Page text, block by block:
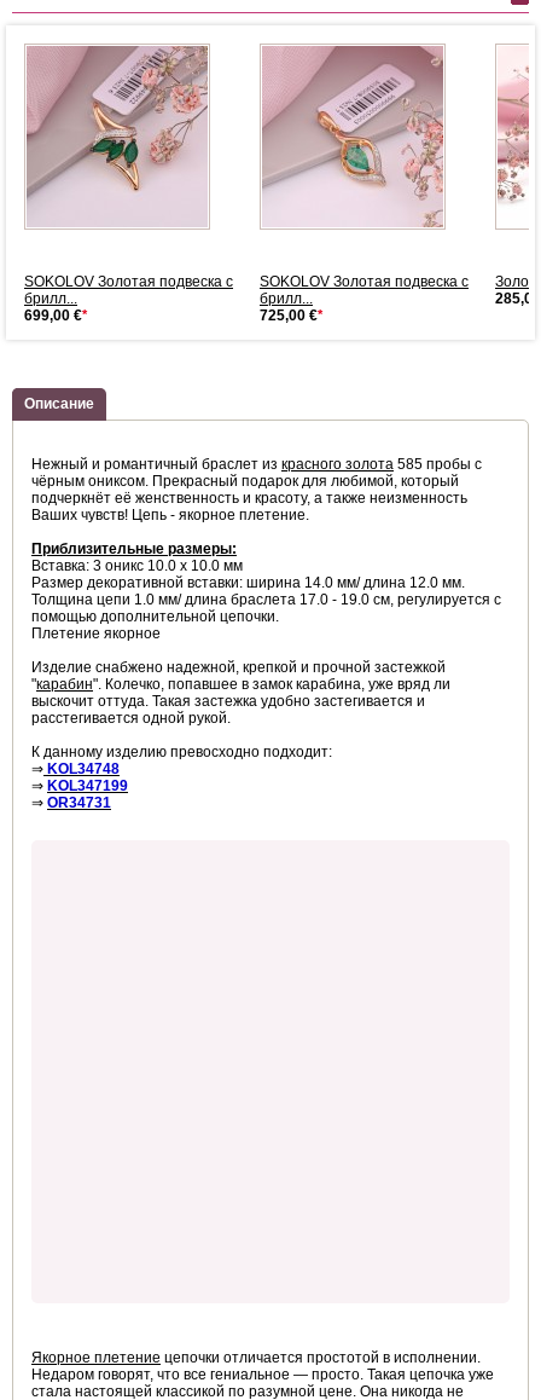
SOKOLOV Золотая подвеска с
брилл...
699,00 €*
SOKOLOV Золотая подвеска с
брилл...
725,00 €*
Описание
Нежный и романтичный браслет из красного золота 585 пробы с
чёрным ониксом. Прекрасный подарок для любимой, который
подчеркнёт её женственность и красоту, а также неизменность
Ваших чувств! Цепь - якорное плетение.
Приблизительные размеры:
Вставка: 3 оникс 10.0 х 10.0 мм
Размер декоративной вставки: ширина 14.0 мм/ длина 12.0 мм.
Толщина цепи 1.0 мм/ длина браслета 17.0 - 19.0 см, регулируется с
помощью дополнительной цепочки.
Плетение якорное
Изделие снабжено надежной, крепкой и прочной застежкой
"карабин". Колечко, попавшее в замок карабина, уже вряд ли
выскочит оттуда. Такая застежка удобно застегивается и
расстегивается одной рукой.
К данному изделию превосходно подходит:
⇒ KOL34748
⇒ KOL347199
⇒ OR34731
Якорное плетение цепочки отличается простотой в исполнении.
Недаром говорят, что все гениальное — просто. Такая цепочка уже
стала настоящей классикой по разумной цене. Она никогда не